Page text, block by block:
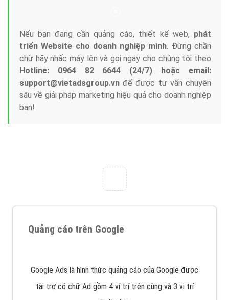
triển Website cho doanh nghiệp mình
chừ hãy nhấc máy lên và gọi ngay cho chúng tôi theo
support@vietadsgroup.vnđể được tư vấn chuyên
bạn!